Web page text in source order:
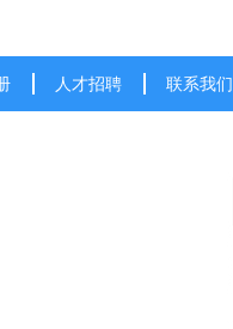
人才招聘 联系我们